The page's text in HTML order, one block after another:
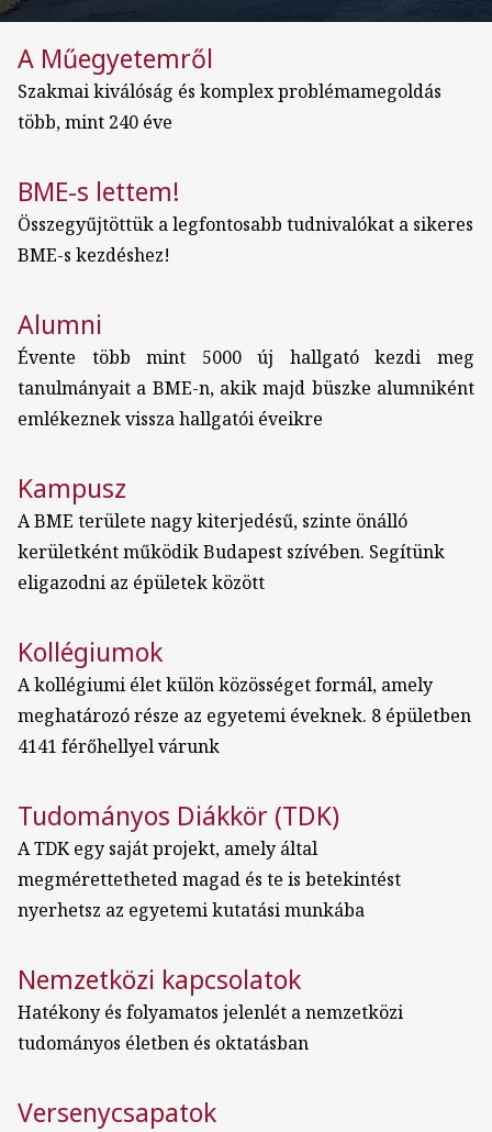
A Műegyetemről
Szakmai kiválóság és komplex problémamegoldás
több, mint 240 éve
BME-s lettem!
Összegyűjtöttük a legfontosabb tudnivalókat a sikeres
BME-s kezdéshez!
Alumni
Évente több mint 5000 új hallgató kezdi meg
tanulmányait a BME-n, akik majd büszke alumniként
emlékeznek vissza hallgatói éveikre
Kampusz
A BME területe nagy kiterjedésű, szinte önálló
kerületként működik Budapest szívében. Segítünk
eligazodni az épületek között
Kollégiumok
A kollégiumi élet külön közösséget formál, amely
meghatározó része az egyetemi éveknek. 8 épületben
4141 férőhellyel várunk
Tudományos Diákkör (TDK)
A TDK egy saját projekt, amely által
megmérettetheted magad és te is betekintést
nyerhetsz az egyetemi kutatási munkába
Nemzetközi kapcsolatok
Hatékony és folyamatos jelenlét a nemzetközi
tudományos életben és oktatásban
Versenycsapatok